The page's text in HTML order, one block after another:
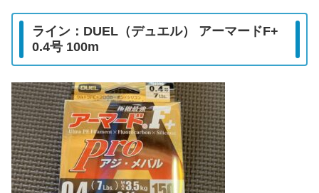
ライン：DUEL（デュエル） アーマードF+
0.4号 100m